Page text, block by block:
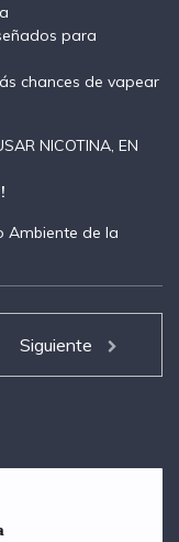
para
chances de vapear
NICOTINA, EN
Ambiente de la
Siguiente